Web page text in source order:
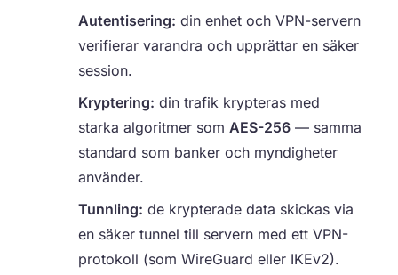
Autentisering: din enhet och VPN-servern
verifierar varandra och upprättar en säker
session.
Kryptering: din trafik krypteras med
starka algoritmer som AES-256 — samma
standard som banker och myndigheter
använder.
Tunnling: de krypterade data skickas via
en säker tunnel till servern med ett VPN-
protokoll (som WireGuard eller IKEv2).